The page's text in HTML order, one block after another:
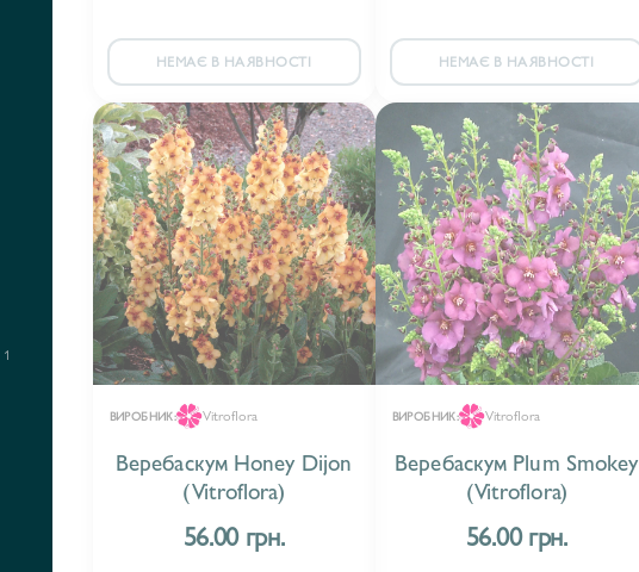
1
НЕМАЄ В НАЯВНОСТІ НЕМАЄ В НАЯВНОСТІ
ВИРОБНИК: Vitroflora
Веребаскум Honey Dijon
(Vitroflora)
56.00 грн.
ВИРОБНИК: Vitroflora
Веребаскум Plum Smokey
(Vitroflora)
56.00 грн.